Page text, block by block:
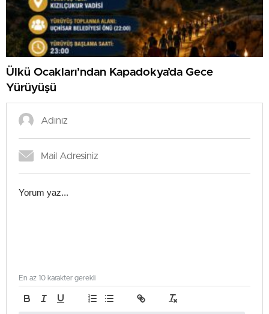
Ülkü Ocakları’ndan Kapadokya’da Gece
Yürüyüşü
En az 10 karakter gerekli